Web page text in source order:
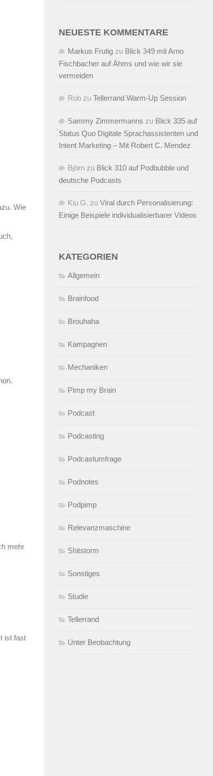
Wie
mehr
ist fast
NEUESTE KOMMENTARE
Markus Frutig zu Blick 349 mit Arno
Fischbacher auf Ähms und wie wir sie
vermeiden
Rob zu Tellerrand Warm-Up Session
Sammy Zimmermanns zu Blick 335 auf
Status Quo Digitale Sprachassistenten und
Intent Marketing – Mit Robert C. Mendez
Björn zu Blick 310 auf Podbubble und
deutsche Podcasts
Kiu G. zu Viral durch Personalisierung:
Einige Beispiele individualisierbarer Videos
KATEGORIEN
Allgemein
Brainfood
Brouhaha
Kampagnen
Mechaniken
Pimp my Brain
Podcast
Podcasting
Podcastumfrage
Podnotes
Podpimp
Relevanzmaschine
Shitstorm
Sonstiges
Studie
Tellerrand
Unter Beobachtung